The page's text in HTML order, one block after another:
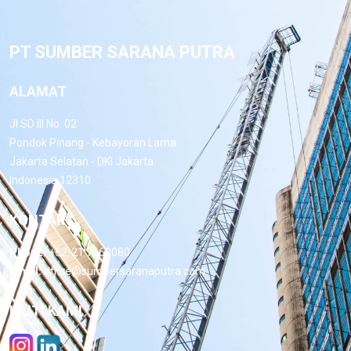
PT SUMBER SARANA PUTRA
ALAMAT
Jl.SD III No. 02
Pondok Pinang - Kebayoran Lama
Jakarta Selatan - DKI Jakarta
Indonesia 12310
KONTAK
Phone: +62-21 7660080
Email:office@sumbersaranaputra.com
IKUTI KAMI